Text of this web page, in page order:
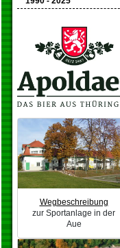
Wegbeschreibung
zur Sportanlage in der
Aue